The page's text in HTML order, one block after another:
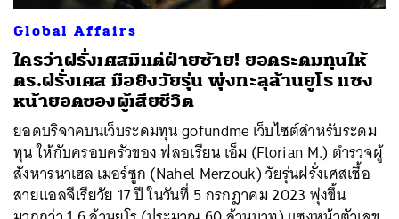
Global Affairs
ใครว่าฝรั่งเศสมีแต่ฝ่ายซ้าย! ยอดระดมทุนให้
ตร.ฝรั่งเศส มือยิงวัยรุ่น พุ่งทะลุล้านยูโร แซง
หน้ายอดของผู้เสียชีวิต
ยอดบริจาคบนเว็บระดมทุน gofundme เว็บไซต์สำหรับระดม
ทุน ให้กับครอบครัวของ ฟลอเรียน เอ็ม (Florian M.) ตำรวจผู้
สังหารนาเฮล เมอร์ซูก (Nahel Merzouk) วัยรุ่นฝรั่งเศสเชื้อ
สายแอลจีเรียวัย 17 ปี ในวันที่ 5 กรกฎาคม 2023 พุ่งขึ้น